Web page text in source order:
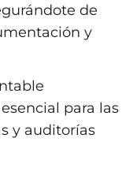
de
y
para las
y auditorías